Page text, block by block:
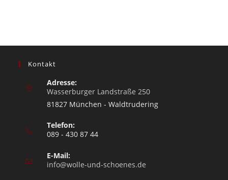
Kontakt
Adresse:
Wasserburger Landstraße 250
81827 München - Waldtrudering
Telefon:
089 - 430 87 44
E-Mail:
info@wolle-und-schoenes.de